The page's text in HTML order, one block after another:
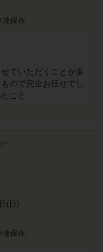
凍保存
ていただくことが多
ので完全お任せでし
こと...
(日)
凍保存